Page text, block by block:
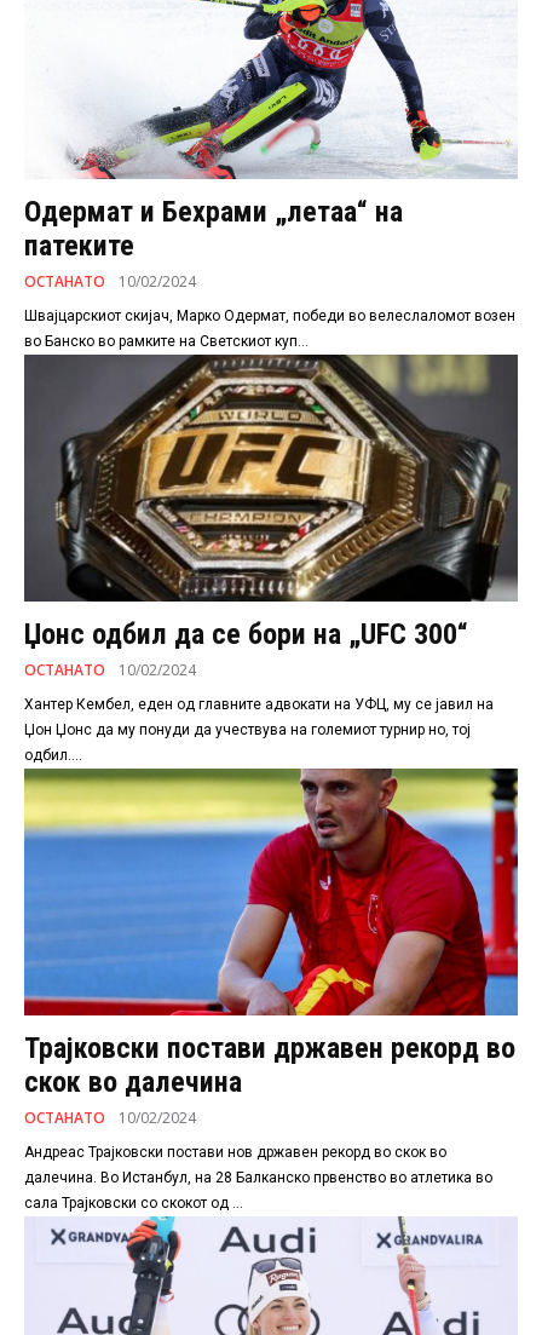
Одермат и Бехрами „летаа“ на
патеките
ОСТАНАТО 10/02/2024
Швајцарскиот скијач, Марко Одермат, победи во велеслаломот возен
во Банско во рамките на Светскиот куп...
Џонс одбил да се бори на „UFC 300“
ОСТАНАТО 10/02/2024
Хантер Кембел, еден од главните адвокати на УФЦ, му се јавил на
Џон Џонс да му понуди да учествува на големиот турнир но, тој
одбил....
Трајковски постави државен рекорд во
скок во далечина
ОСТАНАТО 10/02/2024
Андреас Трајковски постави нов државен рекорд во скок во
далечина. Во Истанбул, на 28 Балканско првенство во атлетика во
сала Трајковски со скокот од ...